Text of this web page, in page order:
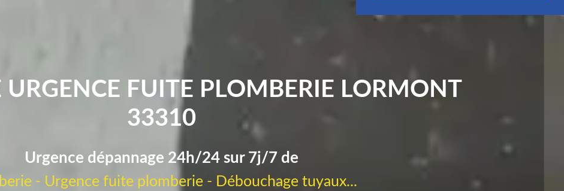
URGENCE FUITE PLOMBERIE LORMONT
33310
Urgence dépannage 24h/24 sur 7j/7 de
- Urgence fuite plomberie - Débouchage tuyaux...